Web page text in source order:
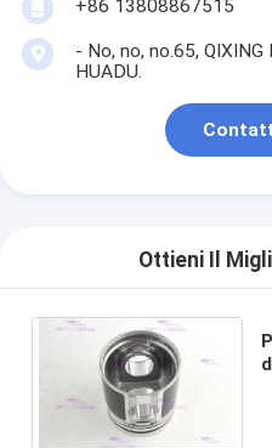
+86 13808867515
- No, no, no.65,
HUADU.
Ottieni Il